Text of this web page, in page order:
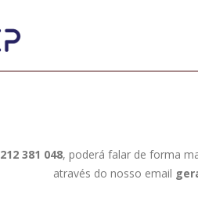
212 381 048, poderá falar de forma
através do nosso email